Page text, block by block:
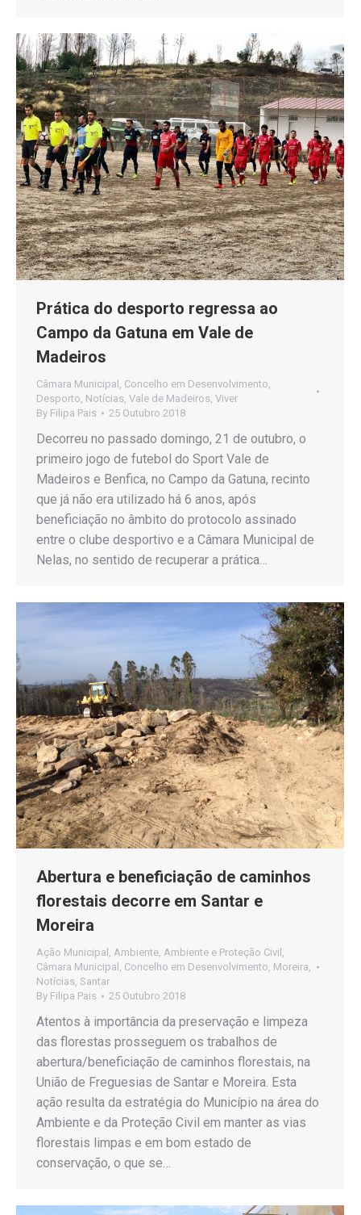
Prática do desporto regressa ao
Campo da Gatuna em Vale de
Madeiros
Câmara Municipal Concelho em Desenvolvimento
Desporto Notícias Vale de Madeiros Viver
By Filipa Pais 25 Outubro 2018
Decorreu no passado domingo, 21 de outubro, o
primeiro jogo de futebol do Sport Vale de
Madeiros e Benfica, no Campo da Gatuna, recinto
que já não era utilizado há 6 anos, após
beneficiação no âmbito do protocolo assinado
entre o clube desportivo e a Câmara Municipal de
Nelas, no sentido de recuperar a prática…
Abertura e beneficiação de caminhos
florestais decorre em Santar e
Moreira
Ação Municipal , Ambiente, Ambiente e Proteção Civil ,
Câmara Municipal , Concelho em Desenvolvimento, Moreira,
Notícias, Santar
By Filipa Pais 25 Outubro 2018
Atentos à importância da preservação e limpeza
das florestas prosseguem os trabalhos de
abertura/beneficiação de caminhos florestais, na
União de Freguesias de Santar e Moreira. Esta
ação resulta da estratégia do Município na área do
Ambiente e da Proteção Civil em manter as vias
florestais limpas e em bom estado de
conservação, o que se…